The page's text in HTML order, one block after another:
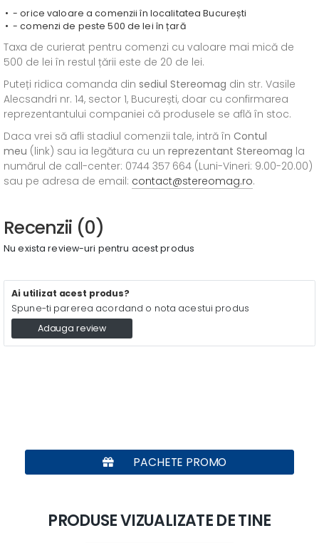
- orice valoare a comenzii în localitatea București
- comenzi de peste 500 de lei în țară
Taxa de curierat pentru comenzi cu valoare mai mică de
500 de lei în restul țării este de 20 de lei.
Puteți ridica comanda din sediul Stereomag din str. Vasile
Alecsandri nr. 14, sector 1, București, doar cu confirmarea
reprezentantului companiei că produsele se află în stoc.
Daca vrei să afli stadiul comenzii tale, intră în Contul
meu (link) sau ia legătura cu un reprezentant Stereomag la
numărul de call-center: 0744 357 664 (Luni-Vineri: 9.00-20.00)
sau pe adresa de email: contact@stereomag.ro.
Recenzii (0)
Nu exista review-uri pentru acest produs
Ai utilizat acest produs?
Spune-ti parerea acordand o nota acestui produs
Adauga review
PACHETE PROMO
PRODUSE VIZUALIZATE DE TINE